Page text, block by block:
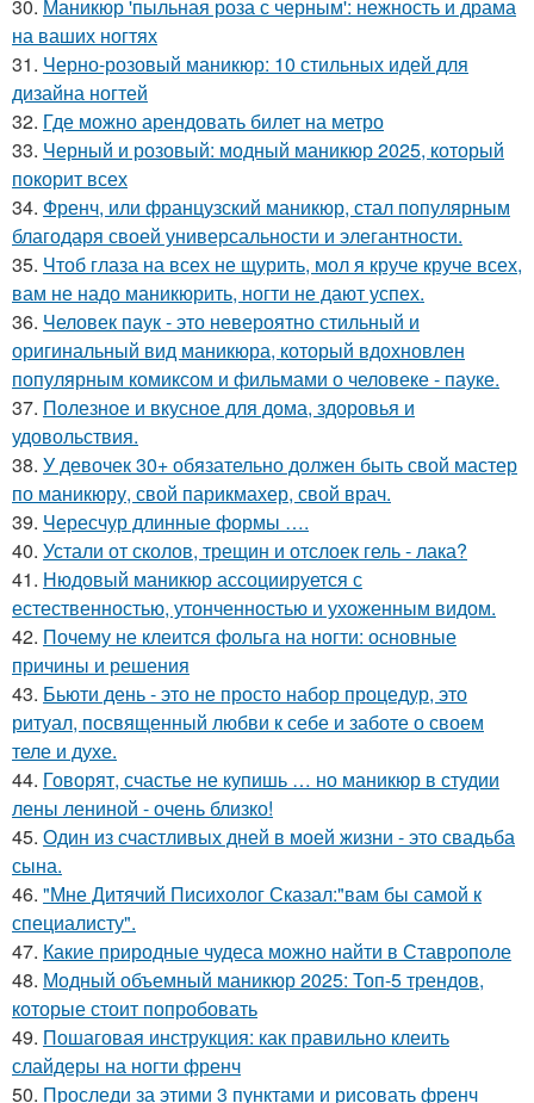
30. Маникюр 'пыльная роза с черным': нежность и драма
на ваших ногтях
31. Черно-розовый маникюр: 10 стильных идей для
дизайна ногтей
32. Где можно арендовать билет на метро
33. Черный и розовый: модный маникюр 2025, который
покорит всех
34. Френч, или французский маникюр, стал популярным
благодаря своей универсальности и элегантности.
35. Чтоб глаза на всех не щурить, мол я круче круче всех,
вам не надо маникюрить, ногти не дают успех.
36. Человек паук - это невероятно стильный и
оригинальный вид маникюра, который вдохновлен
популярным комиксом и фильмами о человеке - пауке.
37. Полезное и вкусное для дома, здоровья и
удовольствия.
38. У девочек 30+ обязательно должен быть свой мастер
по маникюру, свой парикмахер, свой врач.
39. Чересчур длинные формы ….
40. Устали от сколов, трещин и отслоек гель - лака?
41. Нюдовый маникюр ассоциируется с
естественностью, утонченностью и ухоженным видом.
42. Почему не клеится фольга на ногти: основные
причины и решения
43. Бьюти день - это не просто набор процедур, это
ритуал, посвященный любви к себе и заботе о своем
теле и духе.
44. Говорят, счастье не купишь … но маникюр в студии
лены лениной - очень близко!
45. Один из счастливых дней в моей жизни - это свадьба
сына.
46. "Мне Дитячий Писихолог Сказал:"вам бы самой к
специалисту".
47. Какие природные чудеса можно найти в Ставрополе
48. Модный объемный маникюр 2025: Топ-5 трендов,
которые стоит попробовать
49. Пошаговая инструкция: как правильно клеить
слайдеры на ногти френч
50. Проследи за этими 3 пунктами и рисовать френч